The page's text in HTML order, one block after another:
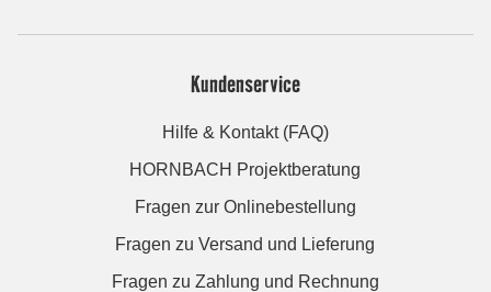
Kundenservice
Hilfe & Kontakt (FAQ)
HORNBACH Projektberatung
Fragen zur Onlinebestellung
Fragen zu Versand und Lieferung
Fragen zu Zahlung und Rechnung